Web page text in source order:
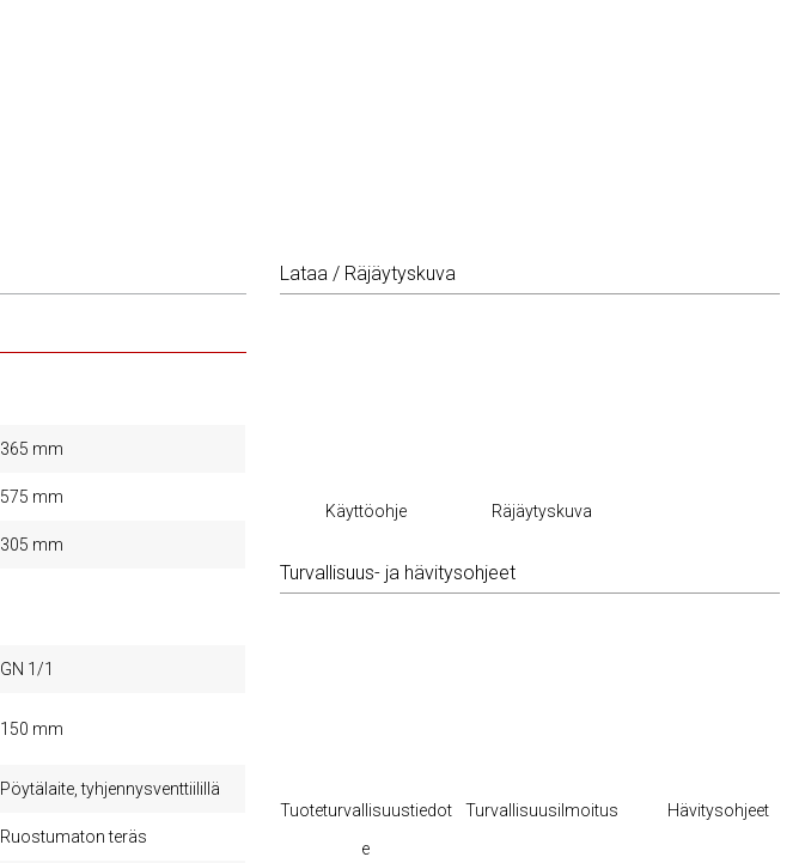
365 mm
575 mm
305 mm
GN 1/1
150 mm
Pöytälaite, tyhjennysventtiilillä
Ruostumaton teräs
Lataa / Räjäytyskuva
Käyttöohje Räjäytyskuva
Turvallisuus- ja hävitysohjeet
Tuoteturvallisuustiedot
e
Turvallisuusilmoitus Hävitysohjeet